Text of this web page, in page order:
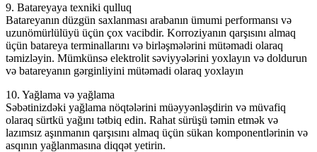
9. Batareyaya texniki qulluq
Batareyanın düzgün saxlanması arabanın ümumi performansı və
uzunömürlülüyü üçün çox vacibdir. Korroziyanın qarşısını almaq
üçün batareya terminallarını və birləşmələrini mütəmadi olaraq
təmizləyin. Mümkünsə elektrolit səviyyələrini yoxlayın və doldurun
və batareyanın gərginliyini mütəmadi olaraq yoxlayın
10. Yağlama və yağlama
Səbətinizdəki yağlama nöqtələrini müəyyənləşdirin və müvafiq
olaraq sürtkü yağını tətbiq edin. Rahat sürüşü təmin etmək və
lazımsız aşınmanın qarşısını almaq üçün sükan komponentlərinin və
asqının yağlanmasına diqqət yetirin.